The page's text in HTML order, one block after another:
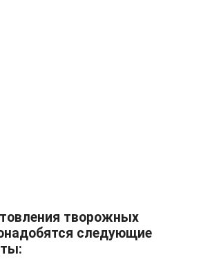
творожных
следующие